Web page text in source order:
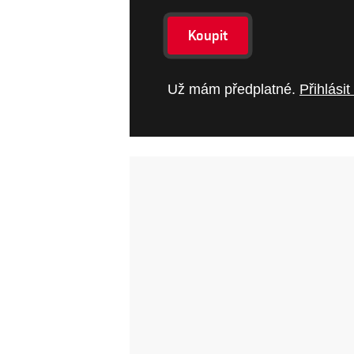
Koupit
Už mám předplatné. Přihlásit